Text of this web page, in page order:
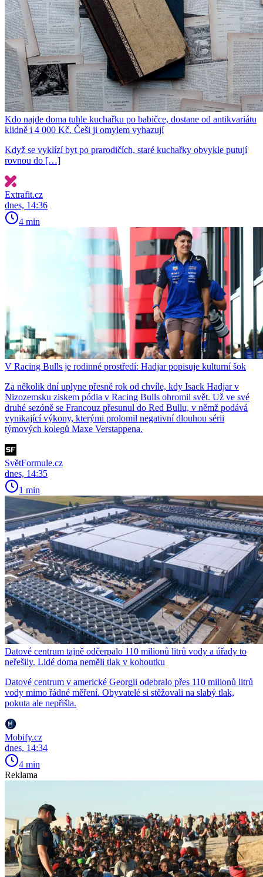
Kdo najde doma tuhle kuchařku po babičce, dostane od antikvariátu
klidně i 4 000 Kč. Češi ji omylem vyhazují
Když se vyklízí byt po prarodičích, staré kuchařky obvykle putují
rovnou do […]
Extrafit.cz
dnes, 14:36
4 min
V Racing Bulls je rodinné prostředí: Hadjar popisuje kulturní šok
Za několik dní uplyne přesně rok od chvíle, kdy Isack Hadjar v
Nizozemsku ziskem pódia v Racing Bulls ohromil svět. Už ve své
druhé sezóně se Francouz přesunul do Red Bullu, v němž podává
vynikající výkony, kterými prolomil negativní dlouhou sérii
týmových kolegů Maxe Verstappena.
SvětFormule.cz
dnes, 14:35
1 min
Datové centrum tajně odčerpalo 110 milionů litrů vody a úřady to
neřešily. Lidé doma neměli tlak v kohoutku
Datové centrum v americké Georgii odebralo přes 110 milionů litrů
vody mimo řádné měření. Obyvatelé si stěžovali na slabý tlak,
pokuta ale nepřišla.
Mobify.cz
dnes, 14:34
4 min
Reklama